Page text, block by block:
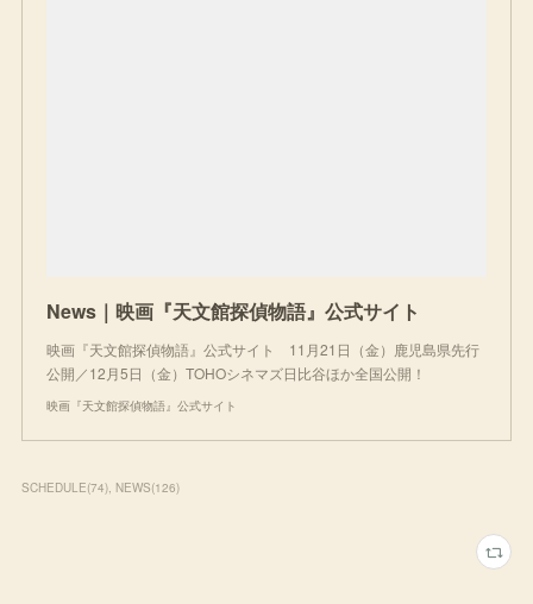
News｜映画『天文館探偵物語』公式サイト
映画『天文館探偵物語』公式サイト 11月21日（金）鹿児島県先行
公開／12月5日（金）TOHOシネマズ日比谷ほか全国公開！
映画『天文館探偵物語』公式サイト
SCHEDULE(74) NEWS(126)